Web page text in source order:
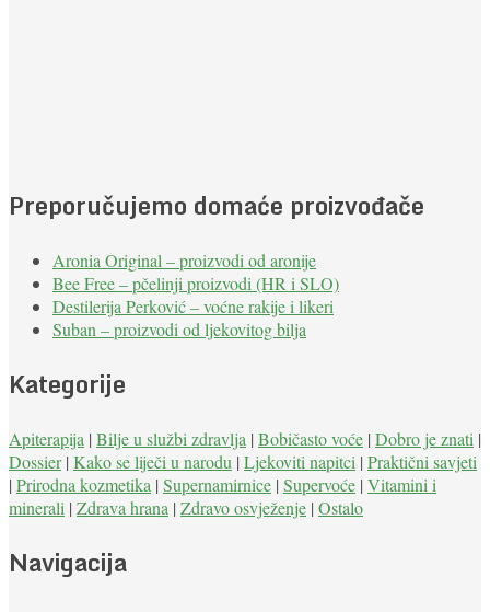
Preporučujemo domaće proizvođače
Aronia Original – proizvodi od aronije
Bee Free – pčelinji proizvodi (HR i SLO)
Destilerija Perković – voćne rakije i likeri
Suban – proizvodi od ljekovitog bilja
Kategorije
Apiterapija | Bilje u službi zdravlja | Bobičasto voće | Dobro je znati |
Dossier| Kako se liječi u narodu | Ljekoviti napitci | Praktični savjeti
| Prirodna kozmetika | Supernamirnice | Supervoće | Vitamini i
minerali | Zdrava hrana | Zdravo osvježenje | Ostalo
Navigacija